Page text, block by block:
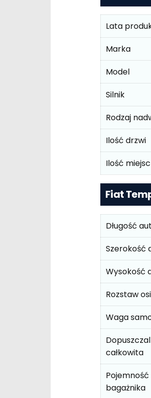
Lata
Marka
Model
Silnik
Rodzaj
Ilość drzwi
Ilość miejsc
Fiat
Długość
Szerokość
Wysokość
Rozstaw osi
Waga
całkowita
Pojemność
bagażnika